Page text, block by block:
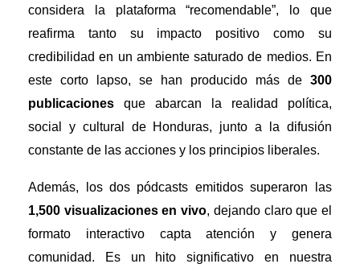
considera la plataforma “recomendable”, lo que
reafirma tanto su impacto positivo como su
credibilidad en un ambiente saturado de medios. En
este corto lapso, se han producido más de 300
publicaciones que abarcan la realidad política,
social y cultural de Honduras, junto a la difusión
constante de las acciones y los principios liberales.
Además, los dos pódcasts emitidos superaron las
1,500 visualizaciones en vivo, dejando claro que el
formato interactivo capta atención y genera
comunidad. Es un hito significativo en nuestra